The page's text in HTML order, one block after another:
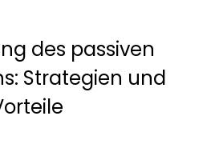
der
des passiven
Strategien und